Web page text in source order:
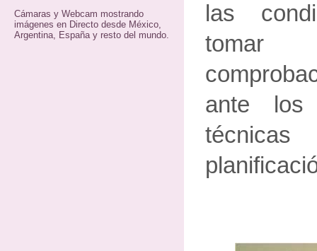
Cámaras y Webcam mostrando
imágenes en Directo desde México,
Argentina, España y resto del mundo.
las
tomar
ante